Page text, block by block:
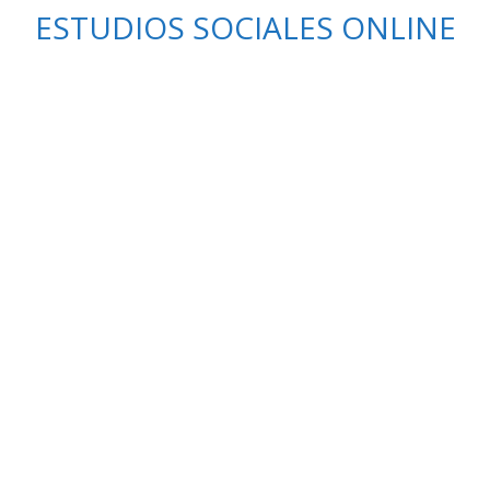
Saltar
ESTUDIOS SOCIALES ONLINE